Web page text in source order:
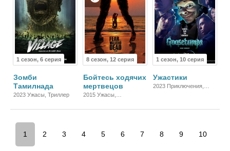
1 сезон, 6 серия
Зомби
Тамилнада
2023 Ужасы, Триллер
8 сезон, 12 серия
Бойтесь ходячих
мертвецов
2015 Ужасы,
Зарубежный, Драма
1 сезон, 10 серия
Ужастики
2023 Приключения,
1 2 3 4 5 6 7 8 9 10